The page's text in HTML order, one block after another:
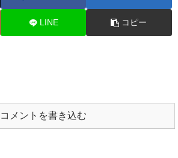
LINE コピー
コメントを書き込む